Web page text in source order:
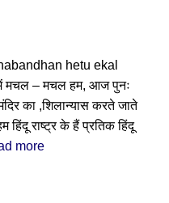
hetu ekal
– मचल हम, आज पुनः
का ,शिलान्यास करते जाते
राष्ट्र के हैं प्रतिक हिंदू
more